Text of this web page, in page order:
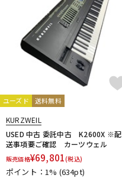
ユーズド 送料無料
KURZWEIL
USED 中古 委託中古 K2600X ※配
送事項要ご確認 カーツウェル
販売価格¥69,801(税込)
ポイント：1% (634pt)